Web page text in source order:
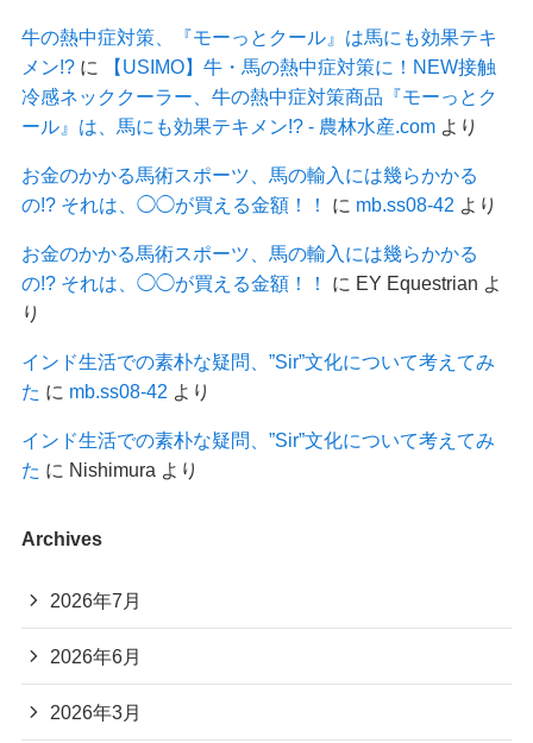
牛の熱中症対策、『モーっとクール』は馬にも効果テキ
メン!?に
【USIMO】牛・馬の熱中症対策に！NEW接触
冷感ネッククーラー、牛の熱中症対策商品『モーっとク
ール』は、馬にも効果テキメン!? - 農林水産.comより
お金のかかる馬術スポーツ、馬の輸入には幾らかかる
の!? それは、◯◯が買える金額！！
に mb.ss08-42 より
お金のかかる馬術スポーツ、馬の輸入には幾らかかる
の!? それは、◯◯が買える金額！！
に EY Equestrian よ
り
インド生活での素朴な疑問、”Sir”文化について考えてみ
た に mb.ss08-42 より
インド生活での素朴な疑問、”Sir”文化について考えてみ
た に Nishimura より
Archives
2026年7月
2026年6月
2026年3月